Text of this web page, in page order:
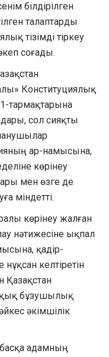
білдірілген
талаптарды
тізімді тіркеу
соғады.
Конституциялық
тармақтарына
сол сияқты
ар-намысына,
көрінеу
мен өзге де
міндетті.
көрінеу жалған
нәтижесіне ықпал
қадір-
нұқсан келтіретін
Қазақстан
бұзушылық
әкімшілік
адамның